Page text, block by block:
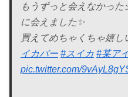
もうずっと会えなかっ
に会えました✨
買えてめちゃくちゃ嬉し
イカバー #スイカ #某ア
pic.twitter.com/